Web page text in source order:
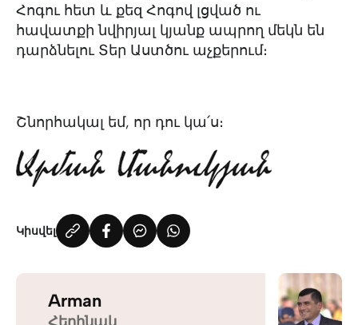
Հոգու հետ և քեզ Հոգով լցված ու
հավատքի նվիրյալ կյանք ապրող մեկն են
դարձնելու Տեր Աստծու աչքերում։
Շնորհակալ եմ, որ դու կա՛ս։
Կիսվել
Arman